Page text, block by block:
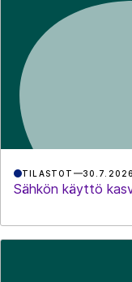
TILASTOT 30.7.2026
Sähkön käyttö